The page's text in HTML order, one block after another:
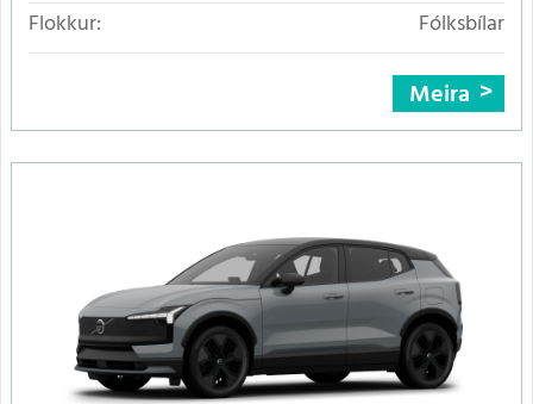
Flokkur:
Fólksbílar
Meira